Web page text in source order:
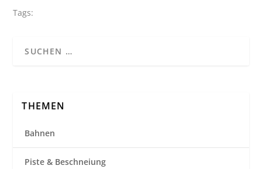
Tags:
THEMEN
Bahnen
Piste & Beschneiung